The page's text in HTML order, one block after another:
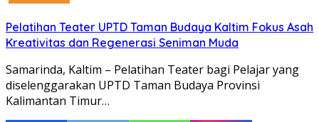
Pelatihan Teater UPTD Taman Budaya Kaltim Fokus Asah
Kreativitas dan Regenerasi Seniman Muda
Samarinda, Kaltim – Pelatihan Teater bagi Pelajar yang
diselenggarakan UPTD Taman Budaya Provinsi
Kalimantan Timur…